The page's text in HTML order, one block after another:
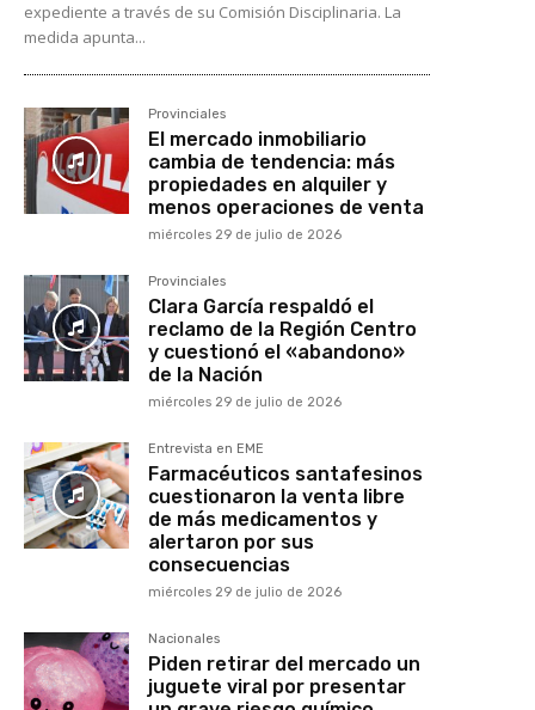
expediente a través de su Comisión Disciplinaria. La
medida apunta...
Provinciales
El mercado inmobiliario
cambia de tendencia: más
propiedades en alquiler y
menos operaciones de venta
miércoles 29 de julio de 2026
Provinciales
Clara García respaldó el
reclamo de la Región Centro
y cuestionó el «abandono»
de la Nación
miércoles 29 de julio de 2026
Entrevista en EME
Farmacéuticos santafesinos
cuestionaron la venta libre
de más medicamentos y
alertaron por sus
consecuencias
miércoles 29 de julio de 2026
Nacionales
Piden retirar del mercado un
juguete viral por presentar